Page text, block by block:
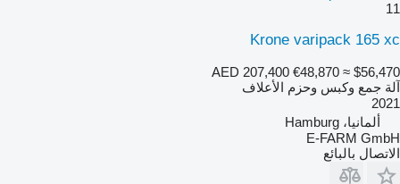
11
Krone varipack 165 xc
AED 207,400 €48,870 ≈ $56,470
آلة جمع وكبس وحزم الأعلاف
2021
ألمانيا، Hamburg
E-FARM GmbH
الاتصال بالبائع